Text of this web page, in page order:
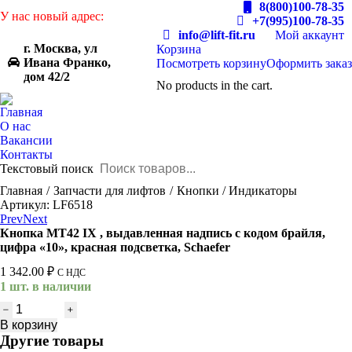
У нас новый адрес:
г. Москва, ул
Ивана Франко,
дом 42/2
8(800)100-78-35
+7(995)100-78-35
info@lift-fit.ru
Мой аккаунт
Корзина
Посмотреть корзинуОформить заказ
No products in the cart.
Главная
О нас
Вакансии
Контакты
Текстовый поиск
You are here:
Главная Запчасти для лифтов
Кнопки / Индикаторы
Артикул: LF6518
PrevNext
Кнопка MT42 IX , выдавленная надпись с кодом брайля,
цифра «10», красная подсветка, Schaefer
1 342.00 ₽ С НДС
1 шт. в наличии
Количество
товара
Кнопка
В корзину
Другие товары